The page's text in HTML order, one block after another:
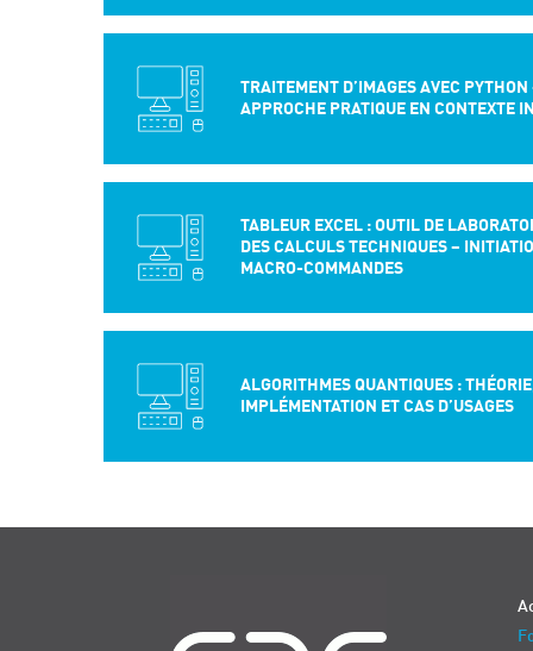
TRAITEMENT D’IMAGES AVEC
APPROCHE PRATIQUE EN CONTEXTE
TABLEUR EXCEL : OUTIL DE
DES CALCULS TECHNIQUES –
MACRO-COMMANDES
ALGORITHMES QUANTIQUES :
IMPLÉMENTATION ET CAS D’USAGES